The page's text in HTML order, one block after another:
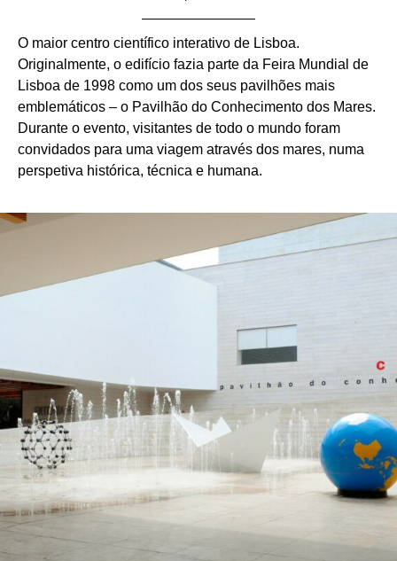
O maior centro científico interativo de Lisboa.
Originalmente, o edifício fazia parte da Feira Mundial de
Lisboa de 1998 como um dos seus pavilhões mais
emblemáticos – o Pavilhão do Conhecimento dos Mares.
Durante o evento, visitantes de todo o mundo foram
convidados para uma viagem através dos mares, numa
perspetiva histórica, técnica e humana.